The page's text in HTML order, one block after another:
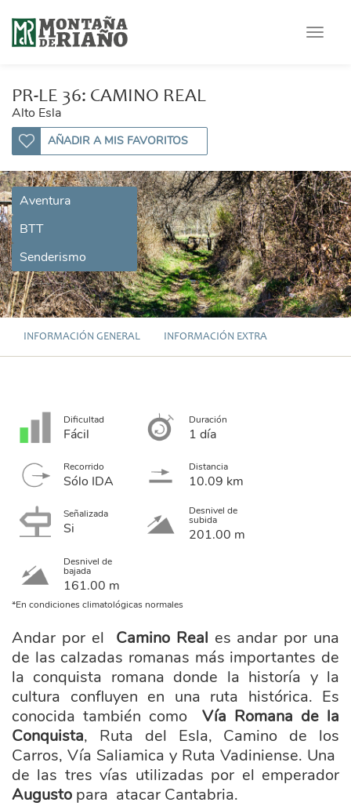
Toggle
PR-LE 36: CAMINO REAL
Alto Esla
AÑADIR A MIS FAVORITOS
Aventura
BTT
Senderismo
INFORMACIÓN GENERAL INFORMACIÓN EXTRA
Dificultad
Fácil
Duración
1 día
Recorrido
Sólo IDA
Distancia
10.09 km
Señalizada
Si
Desnivel de
subida
201.00 m
Desnivel de
bajada
161.00 m
*En condiciones climatológicas normales
Andar por el Camino Real es andar por una
de las calzadas romanas más importantes de
la conquista romana donde la historía y la
cultura confluyen en una ruta histórica. Es
conocida también como
Vía Romana de la
Conquista, Ruta del Esla, Camino de los
Carros, Vía Saliamica y Ruta Vadiniense. Una
de las tres vías utilizadas por el emperador
Augusto para atacar Cantabria.